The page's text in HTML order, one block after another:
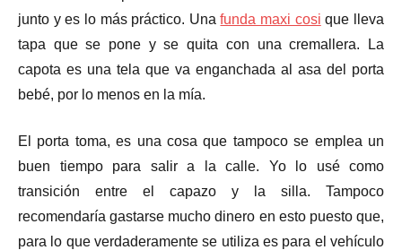
junto y es lo más práctico. Unafunda maxi cosi que lleva
tapa que se pone y se quita con una cremallera. La
capota es una tela que va enganchada al asa del porta
bebé, por lo menos en la mía.
El porta toma, es una cosa que tampoco se emplea un
buen tiempo para salir a la calle. Yo lo usé como
transición entre el capazo y la silla. Tampoco
recomendaría gastarse mucho dinero en esto puesto que,
para lo que verdaderamente se utiliza es para el vehículo